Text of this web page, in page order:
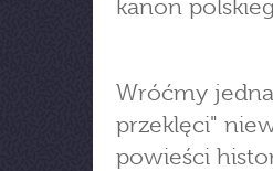
kanon
Wróćmy
przeklęci"
powieści